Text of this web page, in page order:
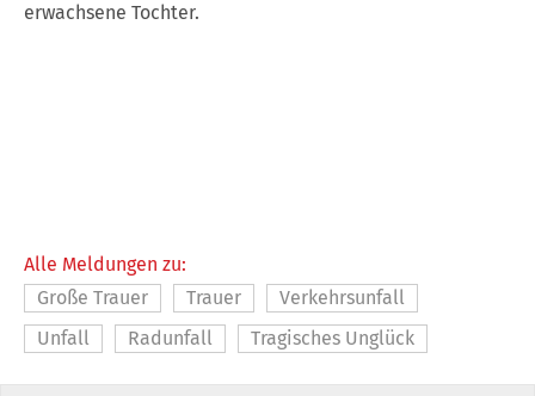
erwachsene Tochter.
Alle Meldungen zu:
Große Trauer
Trauer
Verkehrsunfall
Unfall
Radunfall Tragisches Unglück